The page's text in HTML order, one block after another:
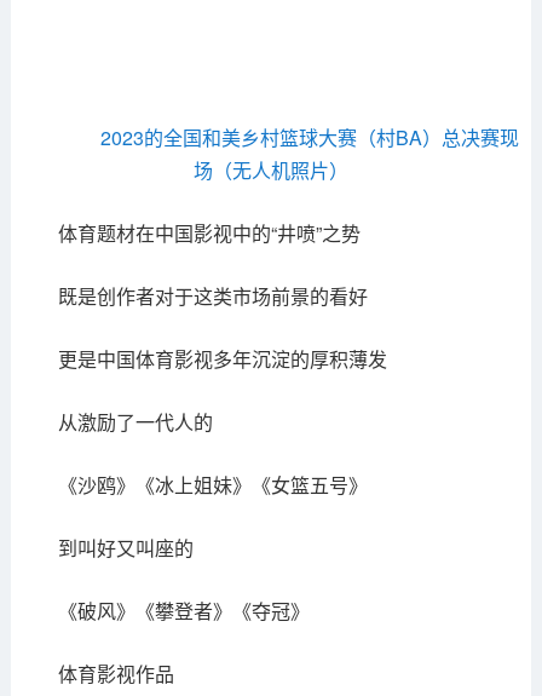
2023的全国和美乡村篮球大赛（村BA）总决赛现
场（无人机照片）
体育题材在中国影视中的“井喷”之势
既是创作者对于这类市场前景的看好
更是中国体育影视多年沉淀的厚积薄发
从激励了一代人的
《沙鸥》《冰上姐妹》《女篮五号》
到叫好又叫座的
《破风》《攀登者》《夺冠》
体育影视作品